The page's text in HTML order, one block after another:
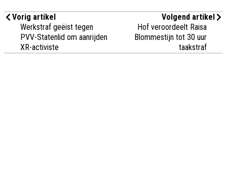
Vorig artikel
Werkstraf geëist tegen
PVV-Statenlid om aanrijden
XR-activiste
Volgend artikel
Hof veroordeelt Raisa
Blommestijn tot 30 uur
taakstraf